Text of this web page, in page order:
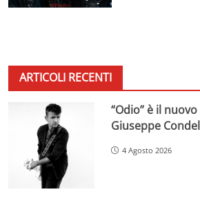
ARTICOLI RECENTI
“Odio” è il
Giuseppe
4 Agosto 2026